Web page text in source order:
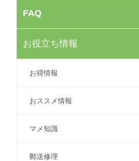
FAQ
お役立ち情報
お得情報
おススメ情報
マメ知識
郵送修理